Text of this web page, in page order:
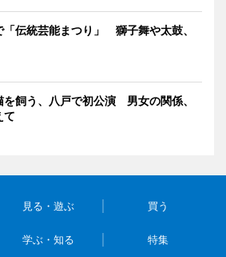
「伝統芸能まつり」 獅子舞や太鼓、
を飼う、八戸で初公演 男女の関係、
て
見る・遊ぶ 買う
学ぶ・知る 特集